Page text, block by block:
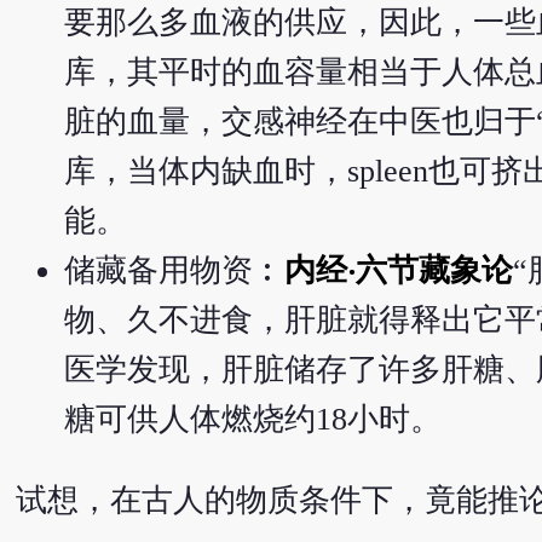
要那么多血液的供应，因此，一
库，其平时的血容量相当于人体
脏的血量，交感神经在中医也归
库，当体内缺血时，spleen也可
能。
储藏备用物资︰ 内经‧六节藏象论“
物、久不进食，肝脏就得释出它
医学发现，肝脏储存了许多肝糖
糖可供人体燃烧约18小时。
试想，在古人的物质条件下，竟能推